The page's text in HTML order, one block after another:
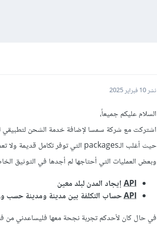
نشر10 فبراير 2025
السلام عليكم جميعاً،
اشتركت مع شركة سمسا لإضافة خدمة الشحن لتطبيقي
حيث أغلب الـpackages التي توفر تكامل قديمة ولا تعمل بشكل كامل
وبعض العمليات التي أحتاجها لم أجدها في التوثيق
APIإيجاد المدن لبلد معين
APIحساب التكلفة بين مدينة ومدينة حسب
في حال كان لأحدكم تجربة نجحة معها فليساعدني من